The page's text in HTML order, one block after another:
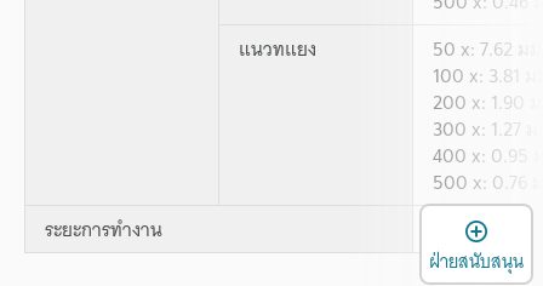
แนวทแยง
50 x: 7.62 ม
100 x: 3.81
200 x: 1.90
300 x: 1.27
400 x: 0.95
500 x: 0.76
ระยะการทำงาน
85 มม.
ฝ่ายสนับสนุน